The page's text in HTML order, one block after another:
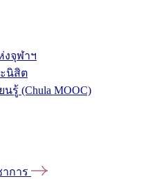
จุฬาฯ
นิสิต
รู้ (Chula MOOC)
การ